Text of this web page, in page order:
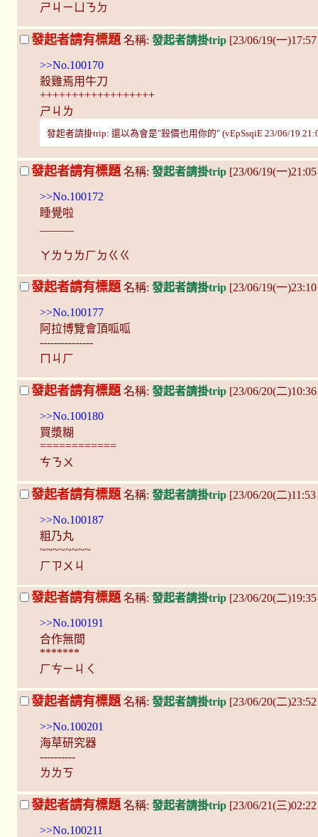
ㄕㄐㄧㄩㄋㄉ
發起者請有標題 名稱: 發起者請掛trip [23/06/19(一
>>No.100170
殺雞焉用牛刀
++++++++++++++++++
ㄕㄐㄌ
發起者請掛trip: 還以為會是"殺價也用你的" (vEpSsqiE 23/06/19
發起者請有標題 名稱: 發起者請掛trip [23/06/19(一
>>No.100172
睡覺啦
ㄚㄌㄅㄌㄏㄉㄍㄍ
發起者請有標題名稱: 發起者請掛trip [23/06/19(一
>>No.100177
阿拉博覽會頂呱呱
---------------
ㄇㄐㄏ
發起者請有標題 名稱: 發起者請掛trip [23/06/20(二
>>No.100180
買漿糊
============
ㄘㄋㄨ
發起者請有標題 名稱: 發起者請掛trip [23/06/20(二
>>No.100187
粗乃丸
~~~~~~~~
ㄏㄗㄨㄐ
發起者請有標題名稱: 發起者請掛trip [23/06/20(二
>>No.100191
合作無間
*******
ㄏㄘㄧㄐㄑ
發起者請有標題 名稱: 發起者請掛trip [23/06/20(二
>>No.100201
海草研究器
----------
ㄌㄌㄎ
發起者請有標題 名稱: 發起者請掛trip [23/06/21(三
>>No.100211